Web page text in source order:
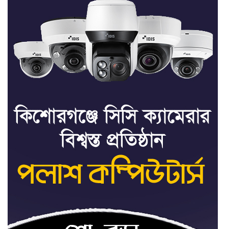
শেখ হাসিনার সঙ্গে পালানোর
ফ্লাইট কীভাবে মিস করেছিলেন
সালমান এফ রহমান
৭
ভাত রান্নার সময় নরম হয়ে গেলে
কী করবেন
৮
মৃত্যুদণ্ড বাদ না দেওয়ায়
প্রত্যক্ষদর্শীদের তথ্য দেয়নি
জাতিসংঘ: ট্রাইব্যুনালকে
প্রসিকিউটর
৯
তাড়াইলে রাউতি মানবসেবা
ফাউন্ডেশনের আয়োজনে কাফন-
দাফন বিষয়ক বিশেষ প্রশিক্ষণ
১০
৪ বিভাগে অতি ভারি বৃষ্টির
সতর্কবার্তা